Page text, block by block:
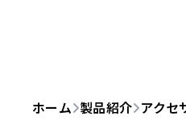
ホーム 製品紹介 アクセ